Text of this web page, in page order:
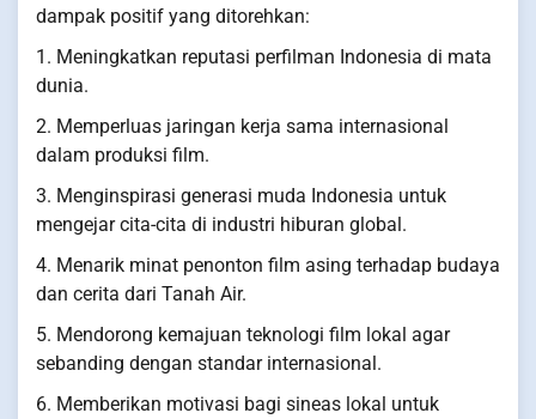
dampak positif yang ditorehkan:
1. Meningkatkan reputasi perfilman Indonesia di mata
dunia.
2. Memperluas jaringan kerja sama internasional
dalam produksi film.
3. Menginspirasi generasi muda Indonesia untuk
mengejar cita-cita di industri hiburan global.
4. Menarik minat penonton film asing terhadap budaya
dan cerita dari Tanah Air.
5. Mendorong kemajuan teknologi film lokal agar
sebanding dengan standar internasional.
6. Memberikan motivasi bagi sineas lokal untuk